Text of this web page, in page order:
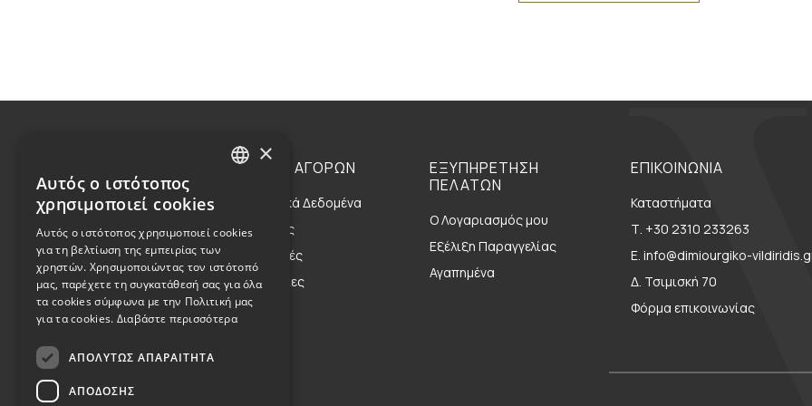
Η Οικογένεια
Η Φιλοσοφία μας
Η Κληρονομιά μας
ΟΔΗΓΙΕΣ ΑΓΟΡΩΝ
Προσωπικά Δεδομένα
Αποστολές
Επιστροφές
Παραγγελίες
ΕΞΥΠΗΡΕΤΗΣΗ
ΠΕΛΑΤΩΝ
Ο Λογαριασμός μου
Εξέλιξη Παραγγελίας
Αγαπημένα
ΕΠΙΚΟΙΝΩΝΙΑ
Καταστήματα
Τ. +30 2310 233263
E. info@dimiourgiko-
Δ. Τσιμισκή 70
Φόρμα επικοινωνίας
Όροι Χρήσης
×
Αυτός ο ιστότοπος
χρησιμοποιεί cookies
Αυτός ο ιστότοπος χρησιμοποιεί cookies
για τη βελτίωση της εμπειρίας των
χρηστών. Χρησιμοποιώντας τον ιστότοπό
μας, παρέχετε τη συγκατάθεσή σας για όλα
τα cookies σύμφωνα με την Πολιτική μας
για τα cookies. Διαβάστε περισσότερα
ΑΠΟΛΎΤΩΣ ΑΠΑΡΑΊΤΗΤΑ
ΑΠΌΔΟΣΗΣ